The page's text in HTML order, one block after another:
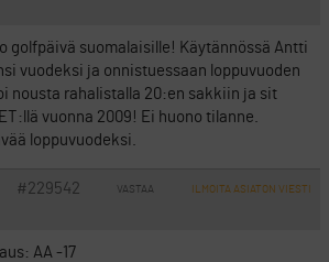
golfpäivä suomalaisille! Käytännössä Antti
vuodeksi ja onnistuessaan loppuvuoden
nousta rahalistalla 20:en sakkiin ja sit
vuonna 2009! Ei huono tilanne.
loppuvuodeksi.
#229542 VASTAA ILMOITA ASIATON VIESTI
AA -17